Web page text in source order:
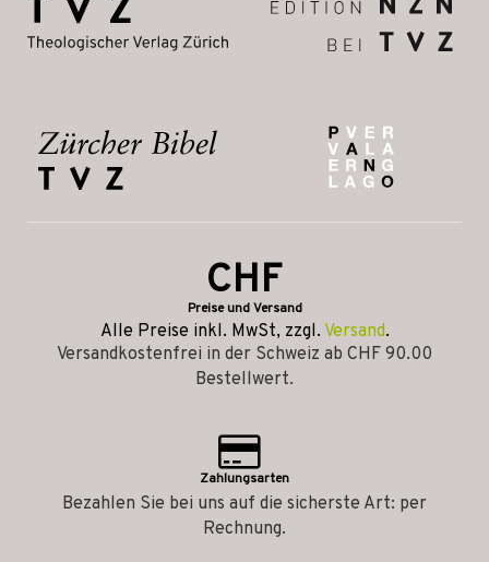
CHF
Preise und Versand
Alle Preise inkl. MwSt, zzgl. Versand.
Versandkostenfrei in der Schweiz ab CHF 90.00
Bestellwert.
Zahlungsarten
Bezahlen Sie bei uns auf die sicherste Art: per
Rechnung.